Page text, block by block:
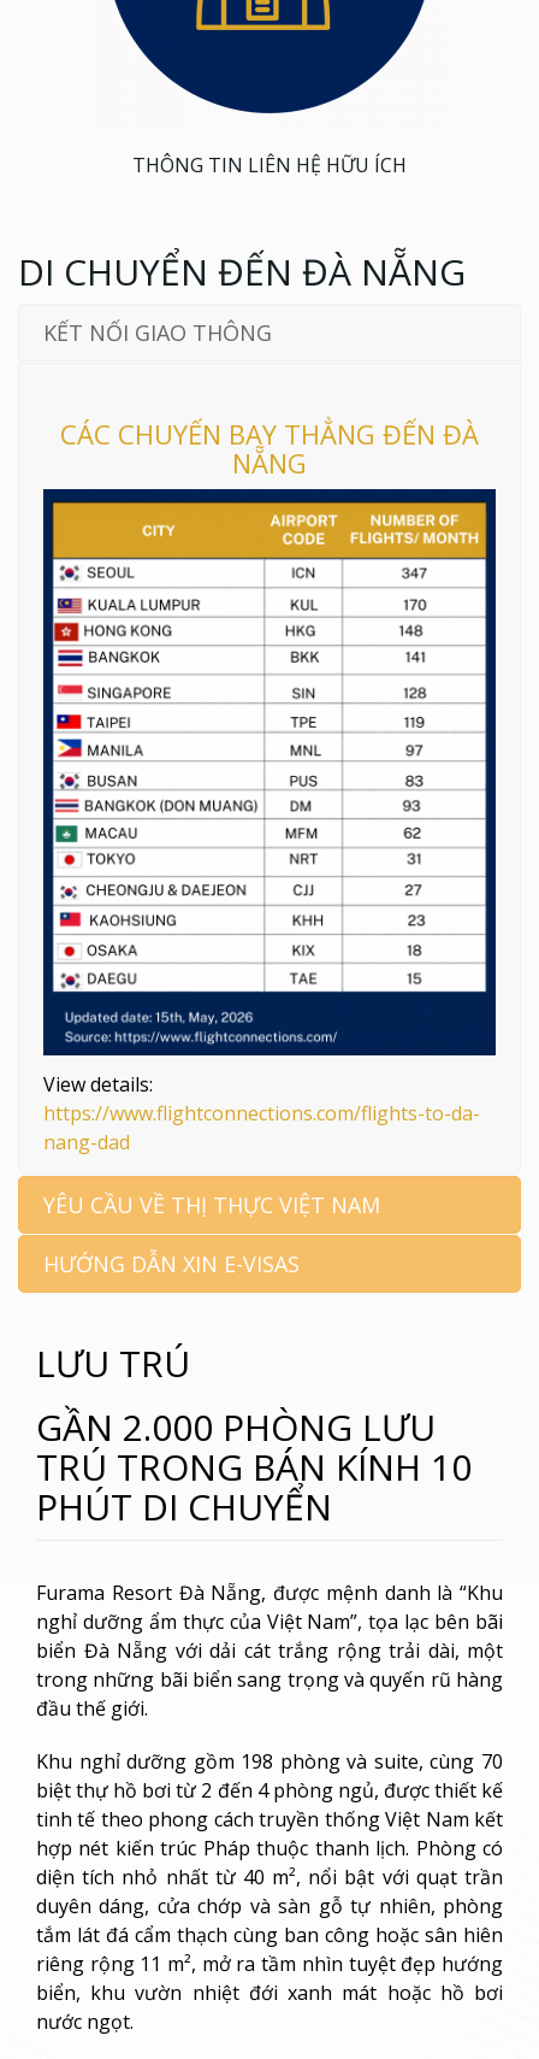
THÔNG TIN LIÊN HỆ HỮU ÍCH
DI CHUYỂN ĐẾN ĐÀ NẴNG
KẾT NỐI GIAO THÔNG
CÁC CHUYẾN BAY THẲNG ĐẾN ĐÀ
NẴNG
View details:
https://www.flightconnections.com/flights-to-da-
nang-dad
YÊU CẦU VỀ THỊ THỰC VIỆT NAM
HƯỚNG DẪN XIN E-VISAS
LƯU TRÚ
GẦN 2.000 PHÒNG LƯU
TRÚ TRONG BÁN KÍNH 10
PHÚT DI CHUYỂN
Furama Resort Đà Nẵng, được mệnh danh là “Khu
nghỉ dưỡng ẩm thực của Việt Nam”, tọa lạc bên bãi
biển Đà Nẵng với dải cát trắng rộng trải dài, một
trong những bãi biển sang trọng và quyến rũ hàng
đầu thế giới.
Khu nghỉ dưỡng gồm 198 phòng và suite, cùng 70
biệt thự hồ bơi từ 2 đến 4 phòng ngủ, được thiết kế
tinh tế theo phong cách truyền thống Việt Nam kết
hợp nét kiến trúc Pháp thuộc thanh lịch. Phòng có
diện tích nhỏ nhất từ 40 m², nổi bật với quạt trần
duyên dáng, cửa chớp và sàn gỗ tự nhiên, phòng
tắm lát đá cẩm thạch cùng ban công hoặc sân hiên
riêng rộng 11 m², mở ra tầm nhìn tuyệt đẹp hướng
biển, khu vườn nhiệt đới xanh mát hoặc hồ bơi
nước ngọt.